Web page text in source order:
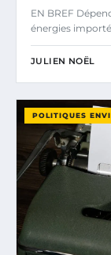
EN BREF
énergies
JULIEN NOËL
POLITIQUES